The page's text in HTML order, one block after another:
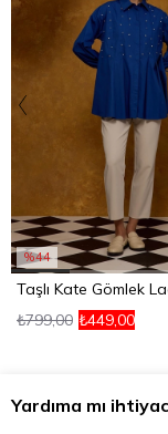
%44
Taşlı Kate Gömlek
₺449,00
₺799,00
Yardıma mı